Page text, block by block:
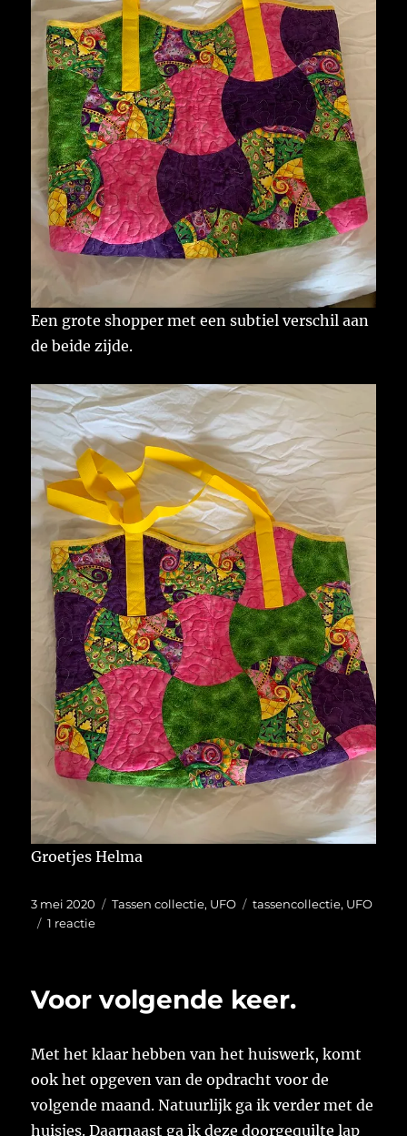
Een grote shopper met een subtiel verschil aan
de beide zijde.
Groetjes Helma
Geplaatst
op
3 mei 2020 Categorieën
Tassen collectie, UFO Tags
tassencollectie, UFO
1 reactieop
Voor volgende keer.
Met het klaar hebben van het huiswerk, komt
ook het opgeven van de opdracht voor de
volgende maand. Natuurlijk ga ik verder met de
huisjes. Daarnaast ga ik deze doorgequilte lap